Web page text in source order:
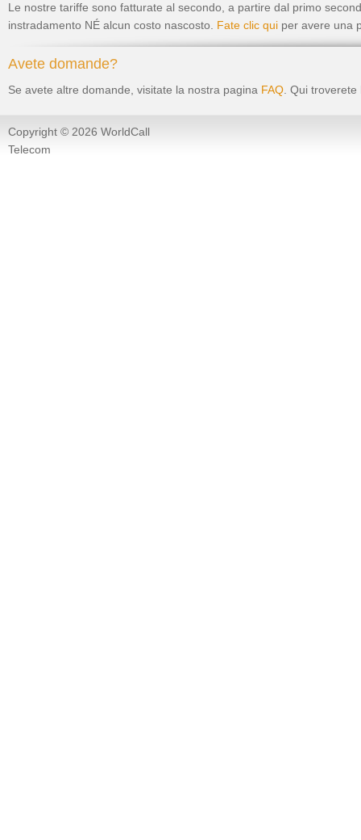
Le nostre tariffe sono fatturate al secondo, a partire dal primo
instradamento NÉ alcun costo nascosto. Fate clic qui per avere una
Avete domande?
Se avete altre domande, visitate la nostra pagina FAQ . Qui
Copyright © 2026 WorldCall
Telecom